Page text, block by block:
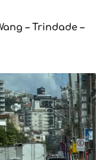
– Trindade –